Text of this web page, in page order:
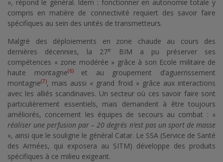
», répond le général. Idem : fonctionner en autonomie totale y
compris en matière de connectivité requiert des savoir faire
spécifiques au sein des unités de transmetteurs.
Malgré des déploiements en zone chaude au cours des
dernières décennies, la 27e
BIM a pu préserver ses
compétences « zone modérée » grâce à son Ecole militaire de
haute montagne(6)
et au groupement d’aguerrissement
montagne(7), mais aussi « grand froid » grâce aux interactions
avec les alliés scandinaves. Un secteur où ces savoir faire sont
particulièrement essentiels, mais demandent à être toujours
améliorés, concernent les équipes de secours au combat : «
réaliser une perfusion par – 20 degrés n’est pas un sport de masse
», ainsi que le souligne le général Catar. Le SSA (Service de Santé
des Armées, qui exposera au SITM) développe des produits
spécifiques à ce milieu exigeant.